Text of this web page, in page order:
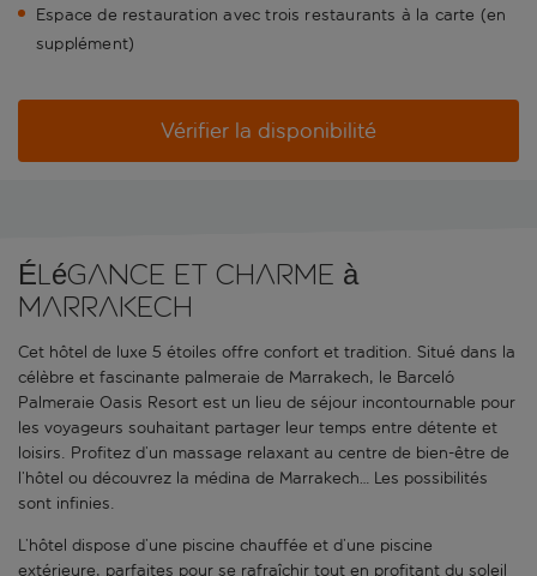
Espace de restauration avec trois restaurants à la carte (en
supplément)
Vérifier la disponibilité
Élégance et charme à
Marrakech
Cet hôtel de luxe 5 étoiles offre confort et tradition. Situé dans la
célèbre et fascinante palmeraie de Marrakech, le Barceló
Palmeraie Oasis Resort est un lieu de séjour incontournable pour
les voyageurs souhaitant partager leur temps entre détente et
loisirs. Profitez d’un massage relaxant au centre de bien-être de
l’hôtel ou découvrez la médina de Marrakech… Les possibilités
sont infinies.
L’hôtel dispose d’une piscine chauffée et d’une piscine
extérieure, parfaites pour se rafraîchir tout en profitant du soleil